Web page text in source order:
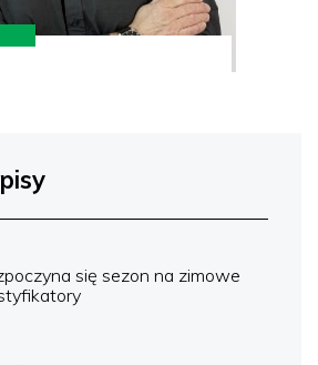
się sezon na zimowe